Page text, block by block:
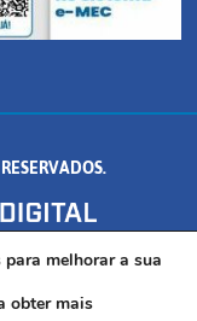
FORMIGA/MG - CEP:
melhorar a sua
obter mais